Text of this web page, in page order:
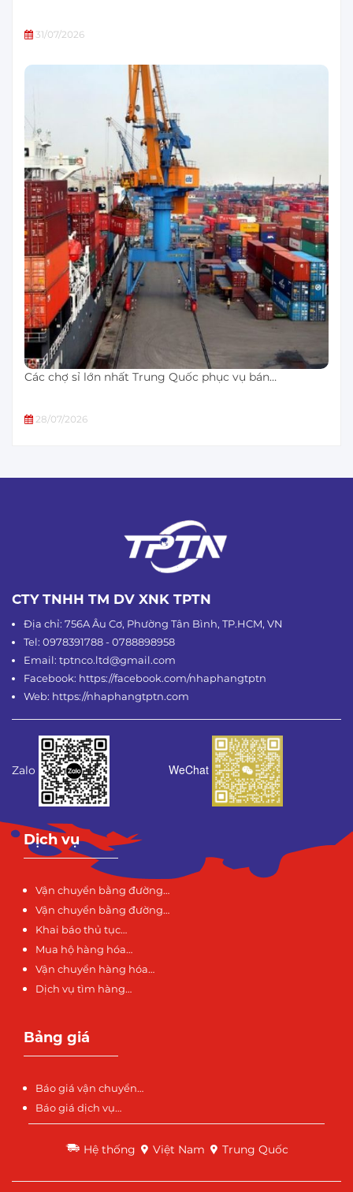
31/07/2026
Các chợ sỉ lớn nhất Trung Quốc phục vụ bán…
28/07/2026
CTY TNHH TM DV XNK TPTN
Địa chỉ: 756A Âu Cơ, Phường Tân Bình, TP.HCM, VN
Tel: 0978391788 - 0788898958
Email: tptnco.ltd@gmail.com
Facebook: https://facebook.com/nhaphangtptn
Web: https://nhaphangtptn.com
Zalo WeChat
Dịch vụ
Vận chuyển bằng đường…
Vận chuyển bằng đường…
Khai báo thủ tục…
Mua hộ hàng hóa…
Vận chuyển hàng hóa…
Dịch vụ tìm hàng…
Bảng giá
Báo giá vận chuyển…
Báo giá dịch vụ…
Hệ thống Việt Nam Trung Quốc